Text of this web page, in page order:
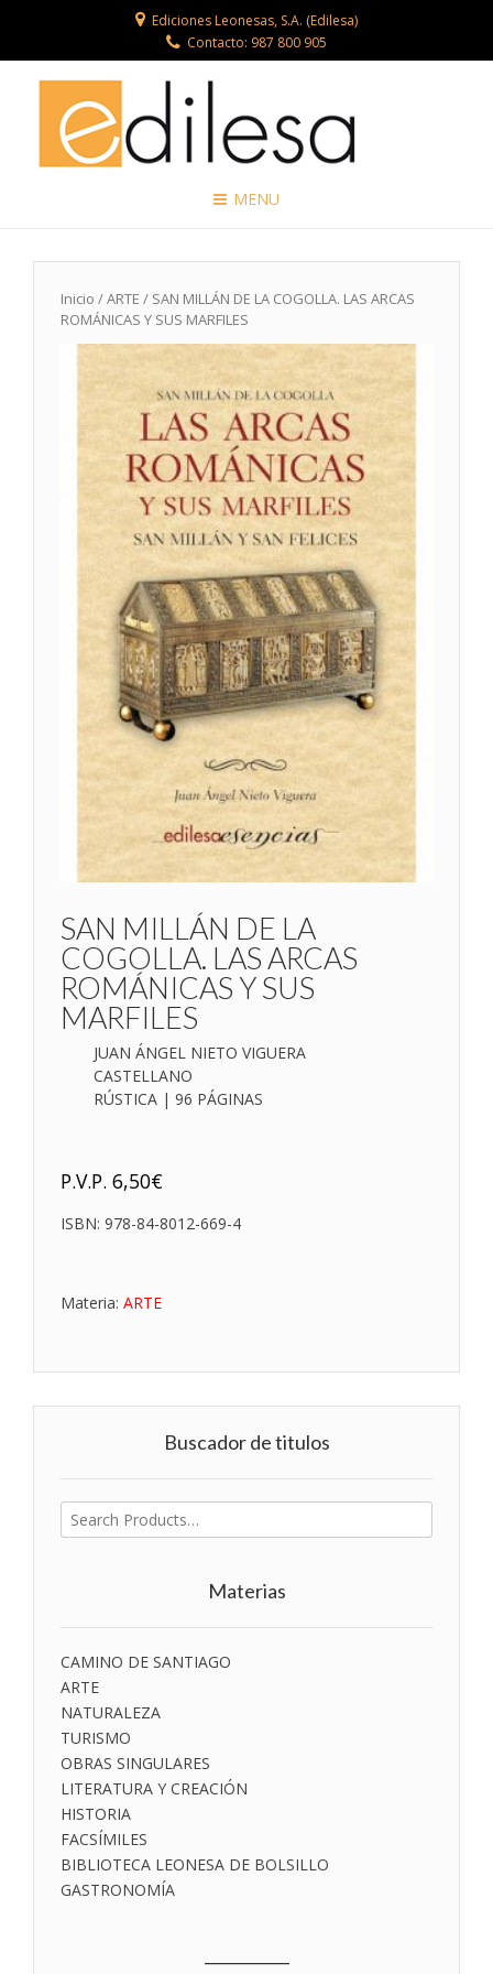
Ediciones Leonesas, S.A. (Edilesa)
Contacto: 987 800 905
MENU
Inicio /ARTE / SAN MILLÁN DE LA COGOLLA. LAS ARCAS
ROMÁNICAS Y SUS MARFILES
SAN MILLÁN DE LA
COGOLLA. LAS ARCAS
ROMÁNICAS Y SUS
MARFILES
JUAN ÁNGEL NIETO VIGUERA
CASTELLANO
RÚSTICA | 96 PÁGINAS
P.V.P. 6,50€
ISBN: 978-84-8012-669-4
Materia: ARTE
Buscador de titulos
Buscar
por:
Materias
CAMINO DE SANTIAGO
ARTE
NATURALEZA
TURISMO
OBRAS SINGULARES
LITERATURA Y CREACIÓN
HISTORIA
FACSÍMILES
BIBLIOTECA LEONESA DE BOLSILLO
GASTRONOMÍA